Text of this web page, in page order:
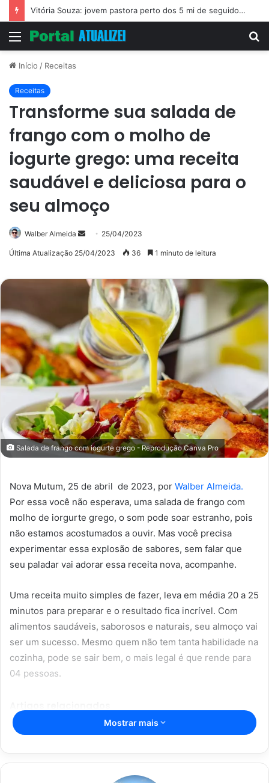
Vitória Souza: jovem pastora perto dos 5 mi de seguidores na web
Menu
Início / Receitas
Receitas
Transforme sua salada de
frango com o molho de
iogurte grego: uma receita
saudável e deliciosa para o
seu almoço
Walber Almeida
Mande25/04/2023
Última Atualização 25/04/2023 36 1 minuto de leitura
Salada de frango com iogurte grego - Reprodução Canva Pro
Nova Mutum, 25 de abril de 2023, por Walber Almeida.
Por essa você não esperava, uma salada de frango com
molho de iorgurte grego, o som pode soar estranho, pois
não estamos acostumados a ouvir. Mas você precisa
experimentar essa explosão de sabores, sem falar que
seu paladar vai adorar essa receita nova, acompanhe.
Uma receita muito simples de fazer, leva em média 20 a 25
minutos para preparar e o resultado fica incrível. Com
alimentos saudáveis, saborosos e naturais, seu almoço vai
ser um sucesso. Mesmo quem não tem tanta habilidade na
cozinha, pode se sair bem, o mais legal é que rende para
04 pessoas.
paladar: macarrão com creme de
Mostrar mais